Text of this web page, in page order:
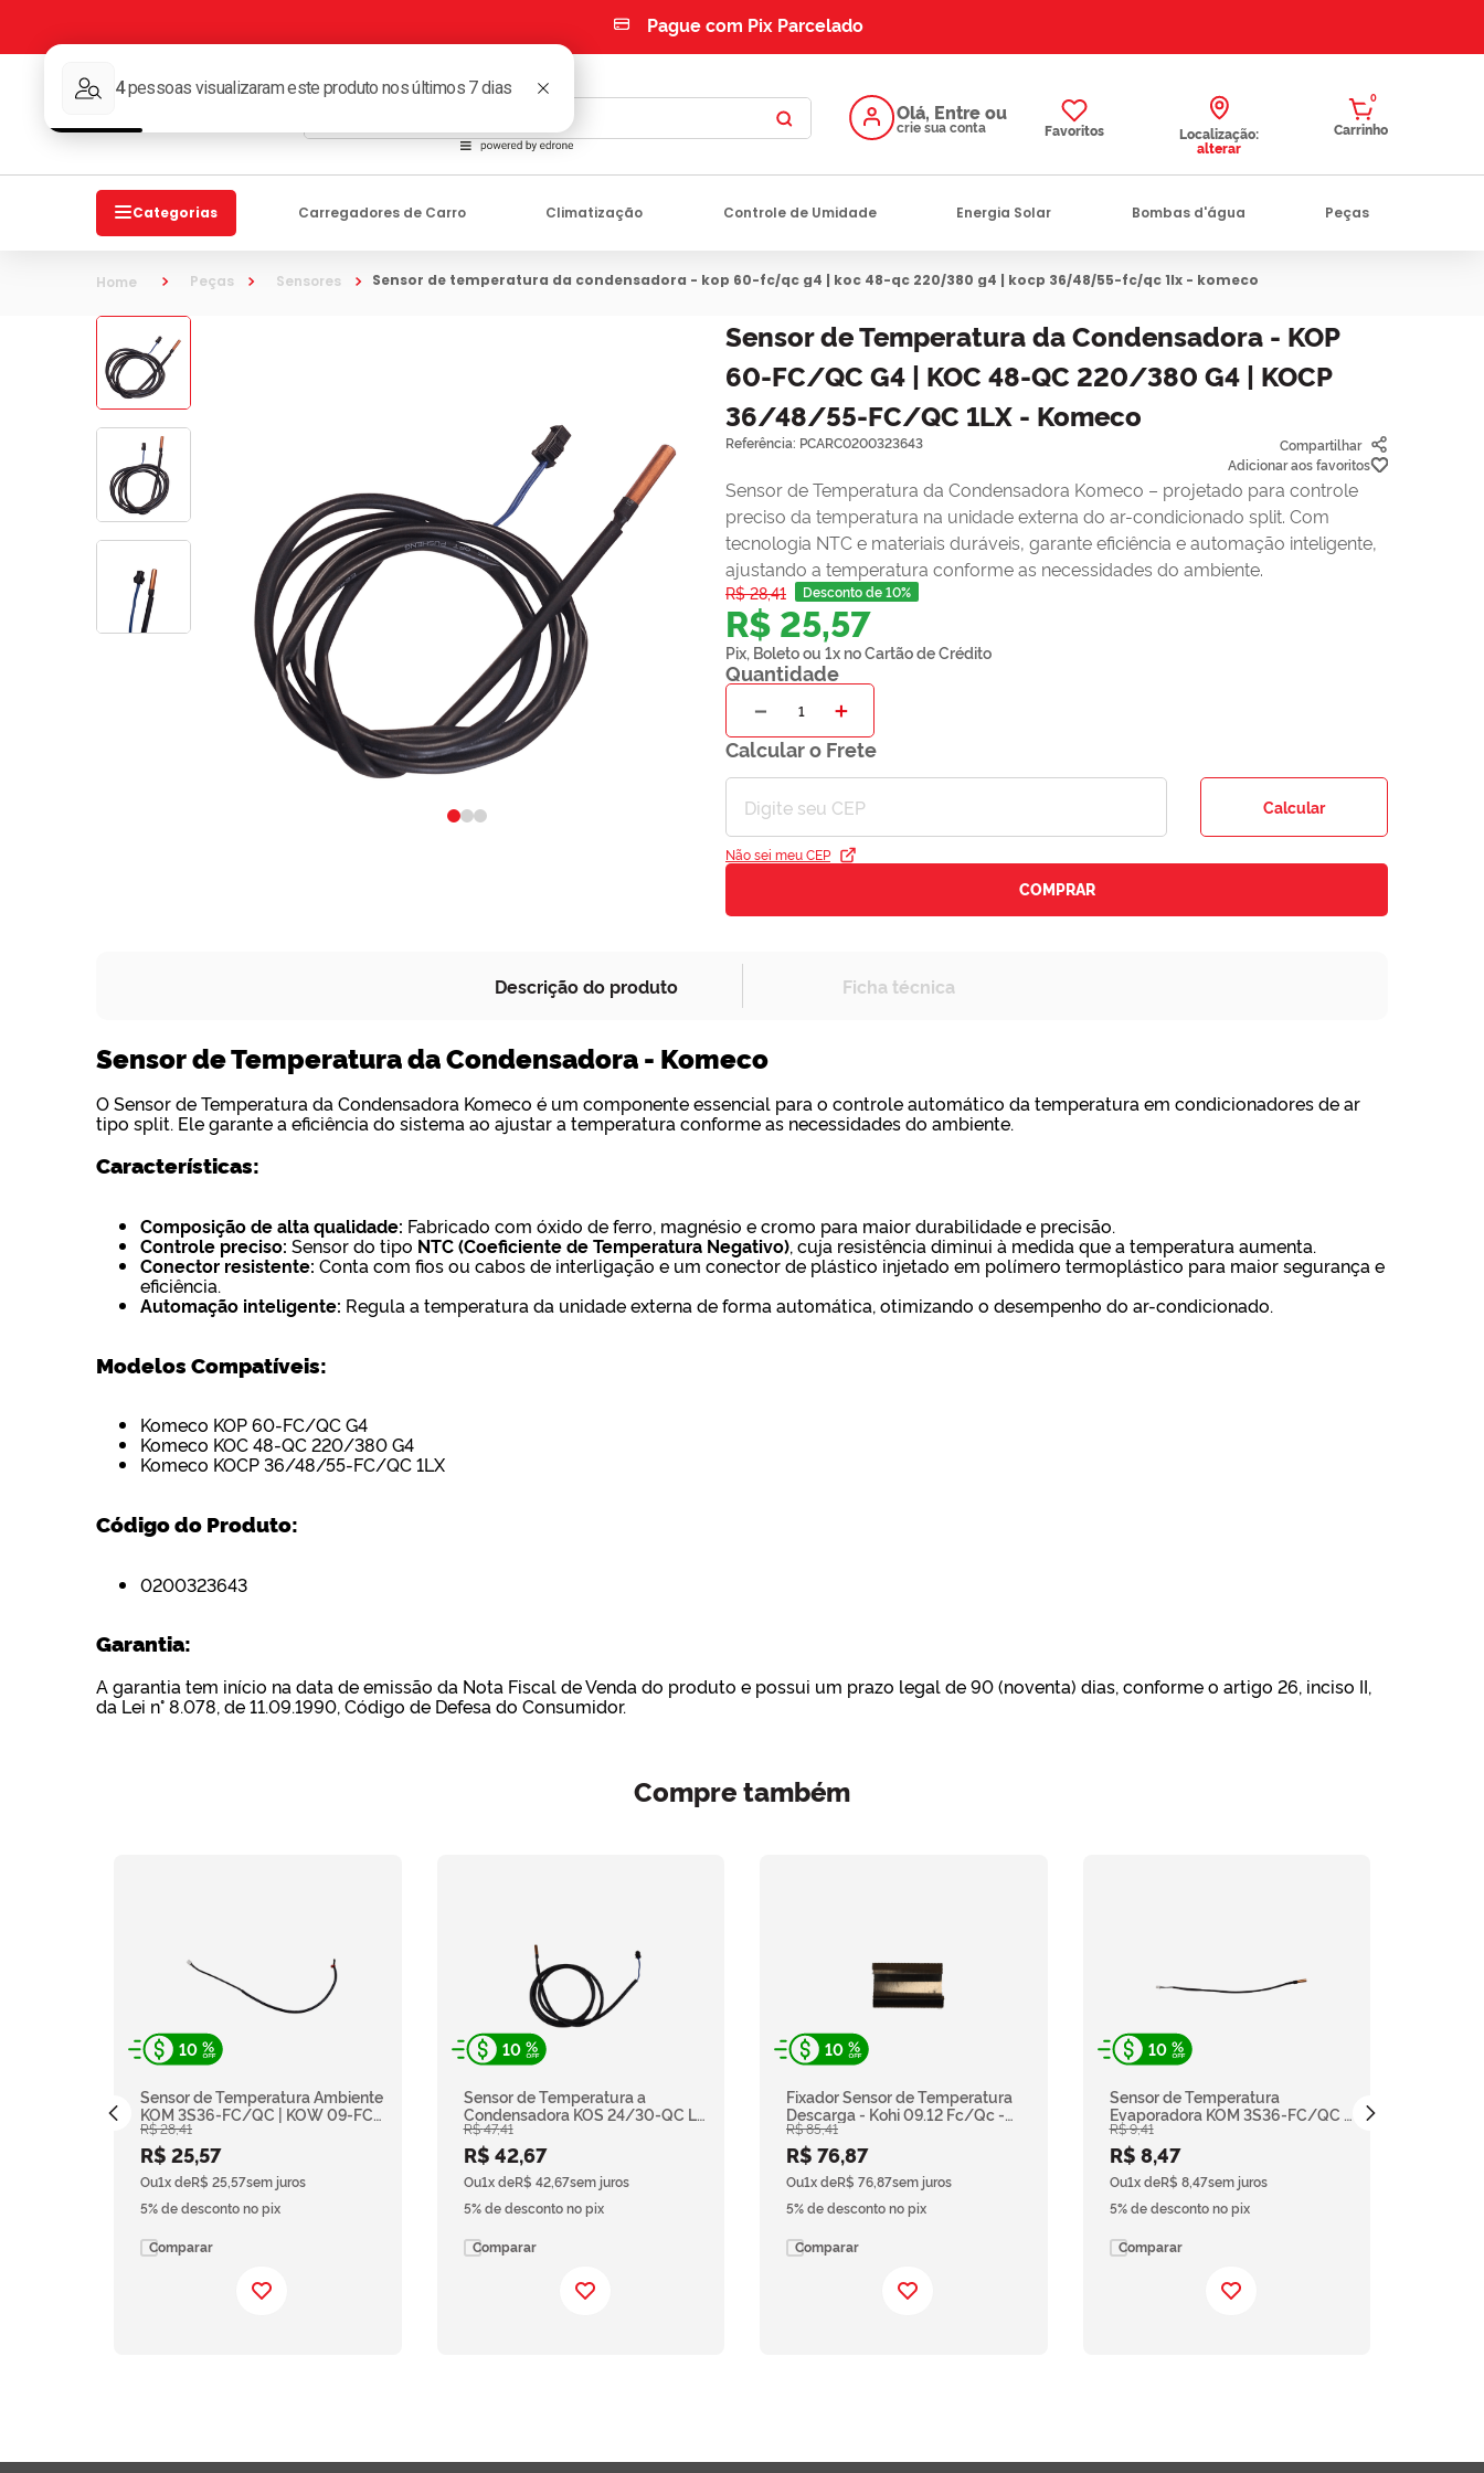
Pague com Pix Parcelado
O que você procura?
Favoritos
Localização:
alterar
0
Categorias Carregadores de Carro Climatização Controle de Umidade Energia Solar Bombas d'água Peças
Peças Sensores sensor de temperatura da condensadora - kop 60-fc/qc g4 | koc 48-qc 220/380 g4 | kocp 36/48/55-fc/qc 1lx - komeco
Sensor de Temperatura da Condensadora - KOP
60-FC/QC G4 | KOC 48-QC 220/380 G4 | KOCP
36/48/55-FC/QC 1LX - Komeco
Referência: PCARC0200323643 Compartilhar
Sensor de Temperatura da Condensadora Komeco – projetado para controle
preciso da temperatura na unidade externa do ar-condicionado split. Com
tecnologia NTC e materiais duráveis, garante eficiência e automação inteligente,
ajustando a temperatura conforme as necessidades do ambiente.
R$ 28,41 Desconto de 10%
R$ 25,57
Pix, Boleto ou 1x no Cartão de Crédito
Quantidade
＋
－
Calcular o Frete
Calcular
Não sei meu CEP
COMPRAR
Descrição do produto Ficha técnica
Sensor de Temperatura da Condensadora - Komeco
O Sensor de Temperatura da Condensadora Komeco é um componente essencial para o controle automático da temperatura em condicionadores de ar
tipo split. Ele garante a eficiência do sistema ao ajustar a temperatura conforme as necessidades do ambiente.
Características:
Composição de alta qualidade: Fabricado com óxido de ferro, magnésio e cromo para maior durabilidade e precisão.
Controle preciso: Sensor do tipo NTC (Coeficiente de Temperatura Negativo), cuja resistência diminui à medida que a temperatura aumenta.
Conector resistente: Conta com fios ou cabos de interligação e um conector de plástico injetado em polímero termoplástico para maior segurança e
eficiência.
Automação inteligente: Regula a temperatura da unidade externa de forma automática, otimizando o desempenho do ar-condicionado.
Modelos Compatíveis:
Komeco KOP 60-FC/QC G4
Komeco KOC 48-QC 220/380 G4
Komeco KOCP 36/48/55-FC/QC 1LX
Código do Produto:
0200323643
Garantia:
A garantia tem início na data de emissão da Nota Fiscal de Venda do produto e possui um prazo legal de 90 (noventa) dias, conforme o artigo 26, inciso II,
da Lei n° 8.078, de 11.09.1990, Código de Defesa do Consumidor.
Compre também
10
Sensor de Temperatura Ambiente
KOM 3S36-FC/QC | KOW 09-FC
G3 - Komeco
R$28,41
R$ 25,57
Ou1x deR$ 25,57sem juros
5% de desconto no pix
Comparar
10
Sensor de Temperatura a
Condensadora KOS 24/30-QC LX
| KOH 22-QC 1HX - Komeco
R$47,41
R$ 42,67
Ou1x deR$ 42,67sem juros
5% de desconto no pix
Comparar
10
Fixador Sensor de Temperatura
Descarga - Kohi 09.12 Fc/Qc -
Komeco
R$85,41
R$ 76,87
Ou1x deR$ 76,87sem juros
5% de desconto no pix
Comparar
10
Sensor de Temperatura
Evaporadora KOM 3S36-FC/QC |
KOW 09-FC G3 - Komeco
R$9,41
R$ 8,47
Ou1x deR$ 8,47sem juros
5% de desconto no pix
Comparar